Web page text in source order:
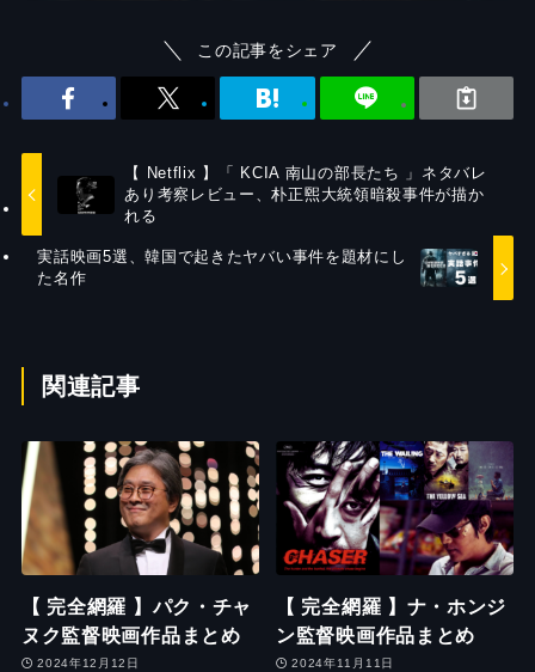
この記事をシェア
【 Netflix 】「 KCIA 南山の部長たち 」ネタバレ
あり考察レビュー、朴正煕大統領暗殺事件が描か
れる
実話映画5選、韓国で起きたヤバい事件を題材にし
た名作
関連記事
【 完全網羅 】パク・チャ
ヌク監督映画作品まとめ
2024年12月12日
【 完全網羅 】ナ・ホンジ
ン監督映画作品まとめ
2024年11月11日